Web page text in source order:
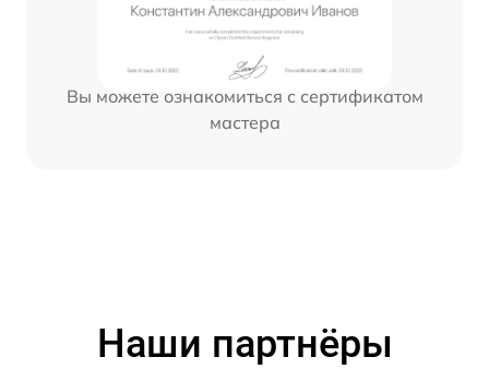
Вы можете ознакомиться с сертификатом
мастера
Наши партнёры